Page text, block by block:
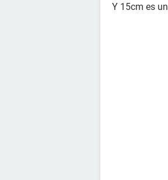
Y 15cm es